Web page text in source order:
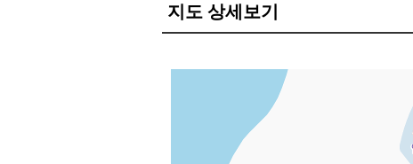
지도 상세보기